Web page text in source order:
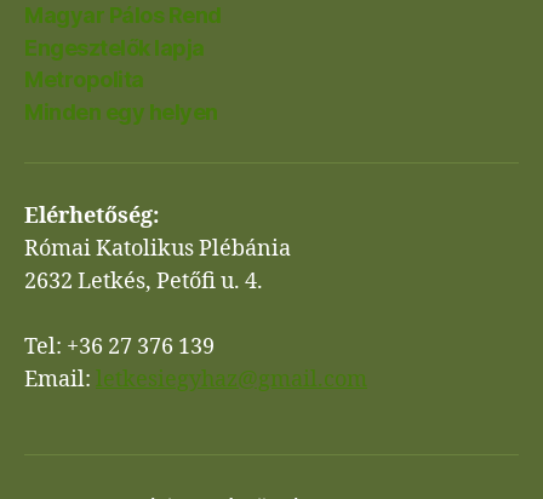
Magyar Pálos Rend
Engesztelők lapja
Metropolita
Minden egy helyen
Elérhetőség:
Római Katolikus Plébánia
2632 Letkés, Petőfi u. 4.
Tel: +36 27 376 139
Email: letkesiegyhaz@gmail.com